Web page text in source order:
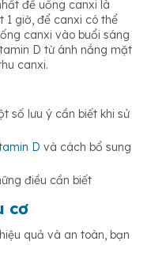
để uống canxi là
1 giờ, để canxi có thể
canxi vào buổi sáng
D từ ánh nắng mặt
canxi.
số lưu ý cần biết khi sử
D và cách bổ sung
điều cần biết
cơ
quả và an toàn, bạn